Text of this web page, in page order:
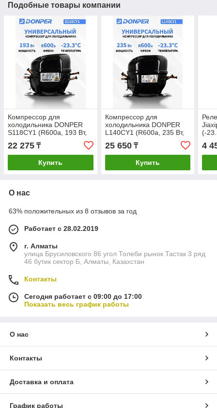
Подобные товары компании
Компрессор для
холодильника DONPER
S118CY1 (R600a, 193 Вт,
22 275 ₸
Купить
Компрессор для
холодильника DONPER
L140CY1 (R600a, 235 Вт,
25 650₸
Купить
(-
4
О нас
63% положительных из 8 отзывов за год
Работает с 28.02.2019
г. Алматы
улица Брусиловского 86 угол Толеби рынок Тастак 3 ряд
46 бутик сектор Б, Алматы, Казахстан
Контакты
Сегодня работает с 09:00 до 17:00
Показать весь график работы
О нас
Контакты
Доставка и оплата
График работы